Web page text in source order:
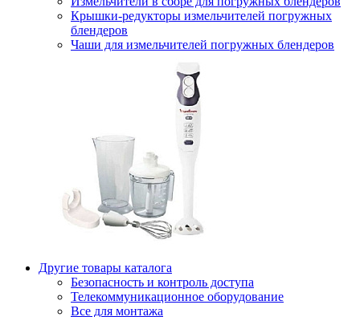
Крышки-редукторы измельчителей погружных
блендеров
Чаши для измельчителей погружных блендеров
Другие товары каталога
Безопасность и контроль доступа
Телекоммуникационное оборудование
Все для монтажа